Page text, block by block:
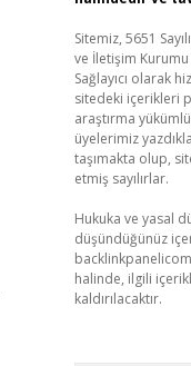
Sitemiz, 5651
ve İletişim
Sağlayıcı olarak
sitedeki içerikleri
araştırma
üyelerimiz
taşımakta olup,
etmiş sayılırlar.
Hukuka ve yasal
düşündüğünüz
halinde, ilgili
kaldırılacaktır.